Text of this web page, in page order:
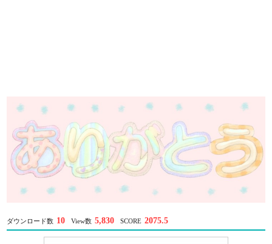
ダウンロード数 10 View数 5,830 SCORE 2075.5